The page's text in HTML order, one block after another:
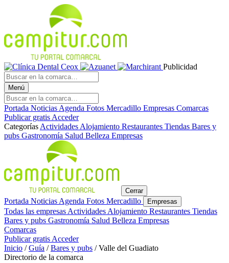
Publicidad
Menú
Portada Noticias Agenda Fotos Mercadillo Empresas Comarcas
Publicar gratis Acceder
Categorías Actividades Alojamiento Restaurantes Tiendas Bares y
pubs Gastronomía Salud Belleza Empresas
Cerrar
Portada Noticias Agenda Fotos Mercadillo Empresas
Todas las empresas Actividades Alojamiento Restaurantes Tiendas
Bares y pubs Gastronomía Salud Belleza Empresas
Comarcas
Publicar gratis Acceder
Inicio / Guía / Bares y pubs / Valle del Guadiato
Directorio de la comarca